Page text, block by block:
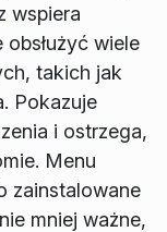
wspiera
wiele
takich jak
Pokazuje
i ostrzega,
Menu
zainstalowane
mniej ważne,